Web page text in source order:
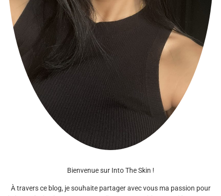
Bienvenue sur Into The Skin !
À travers ce blog, je souhaite partager avec vous ma passion pour